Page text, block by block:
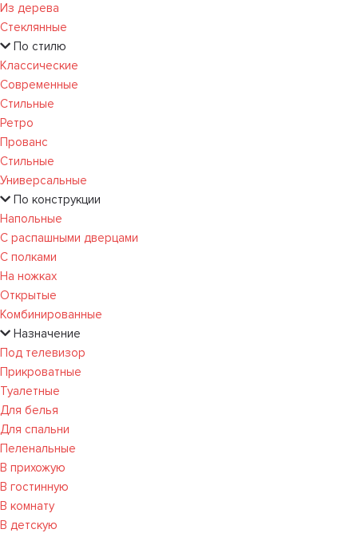
Из дерева
Стеклянные
По стилю
Классические
Современные
Стильные
Ретро
Прованс
Стильные
Универсальные
По конструкции
Напольные
С распашными дверцами
С полками
На ножках
Открытые
Комбинированные
Назначение
Под телевизор
Прикроватные
Туалетные
Для белья
Для спальни
Пеленальные
В прихожую
В гостинную
В комнату
В детскую